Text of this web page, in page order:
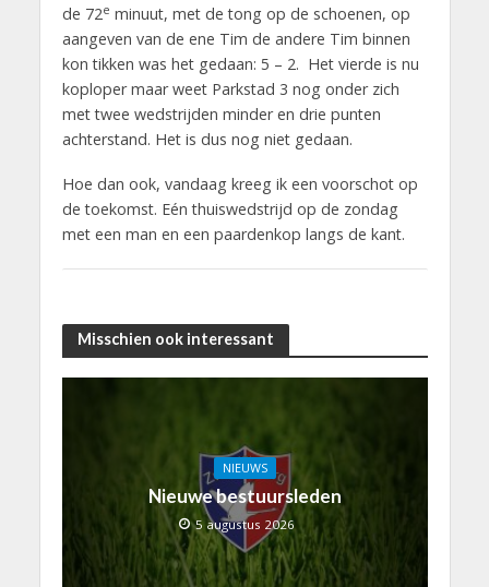
de 72e minuut, met de tong op de schoenen, op
aangeven van de ene Tim de andere Tim binnen
kon tikken was het gedaan: 5 – 2. Het vierde is nu
koploper maar weet Parkstad 3 nog onder zich
met twee wedstrijden minder en drie punten
achterstand. Het is dus nog niet gedaan.
Hoe dan ook, vandaag kreeg ik een voorschot op
de toekomst. Eén thuiswedstrijd op de zondag
met een man en een paardenkop langs de kant.
Misschien ook interessant
NIEUWS
Nieuwe bestuursleden
5 augustus 2026